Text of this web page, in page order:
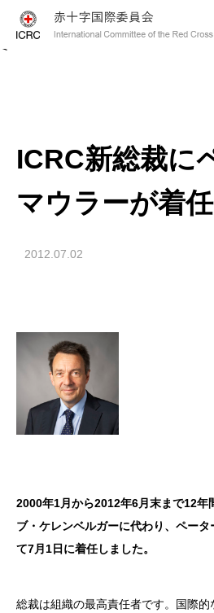
<
ICRC新総裁に
マウラーが着任
2012.07.02
2000年1月から2012年6月末まで12年
ブ・ケレンベルガーに代わり、ペー
て7月1日に着任しました。
総裁は組織の最高責任者です。国際